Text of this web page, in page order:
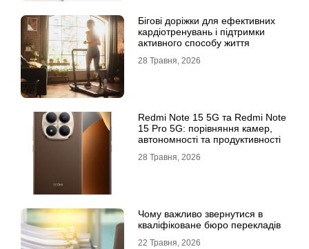
Бігові доріжки для ефективних
кардіотренувань і підтримки
активного способу життя
28 Травня, 2026
Redmi Note 15 5G та Redmi Note
15 Pro 5G: порівняння камер,
автономності та продуктивності
28 Травня, 2026
Чому важливо звернутися в
кваліфіковане бюро перекладів
22 Травня, 2026